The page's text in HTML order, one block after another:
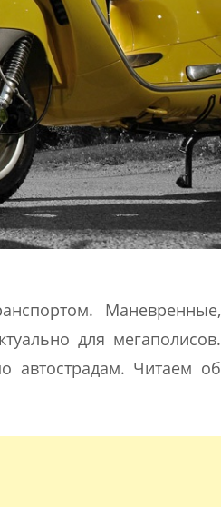
Маневренные,
для мегаполисов.
автострадам. Читаем об